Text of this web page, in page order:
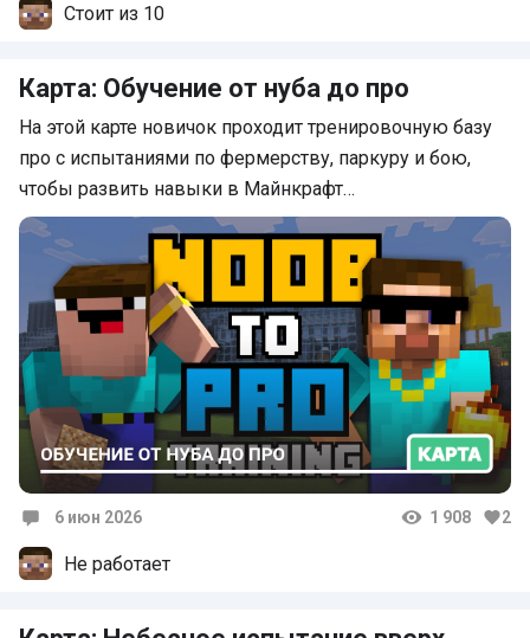
Стоит из 10
Карта: Обучение от нуба до про
На этой карте новичок проходит тренировочную базу
про с испытаниями по фермерству, паркуру и бою,
чтобы развить навыки в Майнкрафт…
6 июн 2026 1 908 2
Не работает